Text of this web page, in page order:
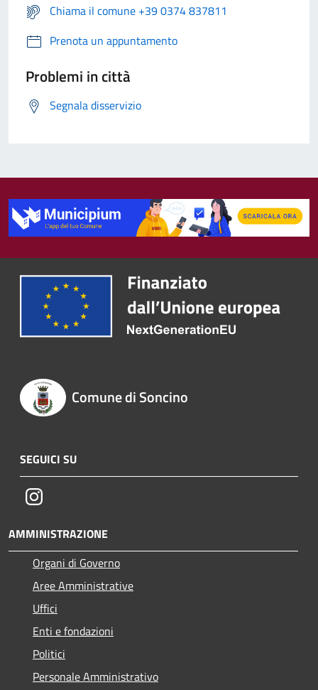
Chiama il comune +39 0374 837811
Prenota un appuntamento
Problemi in città
Segnala disservizio
Comune di Soncino
SEGUICI SU
Instagram
AMMINISTRAZIONE
Organi di Governo
Aree Amministrative
Uffici
Enti e fondazioni
Politici
Personale Amministrativo